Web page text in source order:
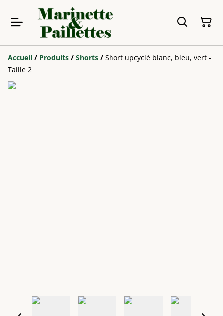
Accueil / Produits / Shorts / Short upcyclé blanc, bleu, vert -
Taille 2